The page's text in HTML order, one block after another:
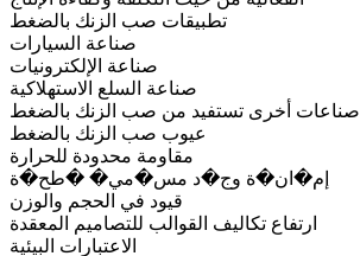
تطبيقات صب الزنك بالضغط
صناعة السيارات
صناعة الإلكترونيات
صناعة السلع الاستهلاكية
صناعات أخرى تستفيد من صب الزنك بالضغط
عيوب صب الزنك بالضغط
مقاومة محدودة للحرارة
إم�ان�ة وج�د مس�مي� �طح�ة
قيود في الحجم والوزن
ارتفاع تكاليف القوالب للتصاميم المعقدة
الاعتبارات البيئية